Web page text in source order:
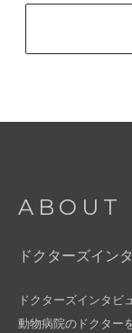
ABOUT
ドクターズイン
ドクターズインタビ
動物病院のドクター